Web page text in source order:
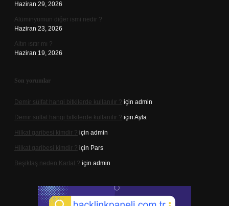
Haziran 29, 2026
Alüminyumun diğer ismi nedir ?
Haziran 23, 2026
Altın ısıtır mı ?
Haziran 19, 2026
Son yorumlar
Demir sülfat hangi bitkilerde kullanılır ? için admin
Demir sülfat hangi bitkilerde kullanılır ? için Ayla
Hilkat garibesi kimdir ? için admin
Hilkat garibesi kimdir ? için Pars
Beşiktaş neden Kartal ? için admin